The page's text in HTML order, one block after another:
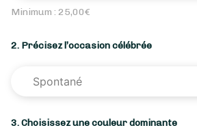
Minimum : 25,00€
2. Précisez l’occasion célébrée
3. Choisissez une couleur dominante